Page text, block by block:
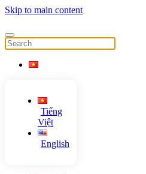
Skip to main content
Tiếng
Việt
English